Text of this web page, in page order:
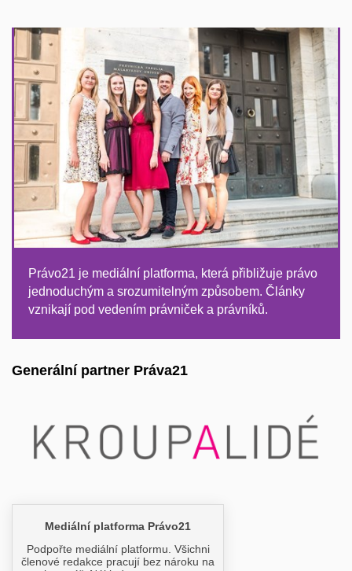
Právo21 je mediální platforma, která přibližuje právo
jednoduchým a srozumitelným způsobem. Články
vznikají pod vedením právniček a právníků.
Generální partner Práva21